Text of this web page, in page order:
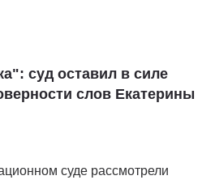
суд оставил в силе
слов Екатерины
суде рассмотрели